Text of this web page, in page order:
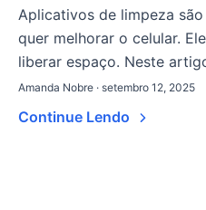
Aplicativos de limpeza
quer melhorar o celular.
liberar espaço. Neste
Amanda Nobre · setembro 12, 2025
Continue Lendo